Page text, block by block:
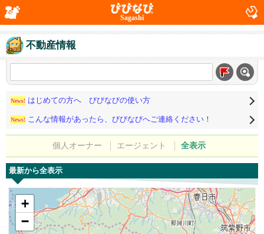
Sagashi
不動産情報
News! はじめての方へ びびなびの使い方
News! こんな情報があったら、びびなびへご連絡ください！
個人オーナー エージェント 全表示
最新から全表示
+
−